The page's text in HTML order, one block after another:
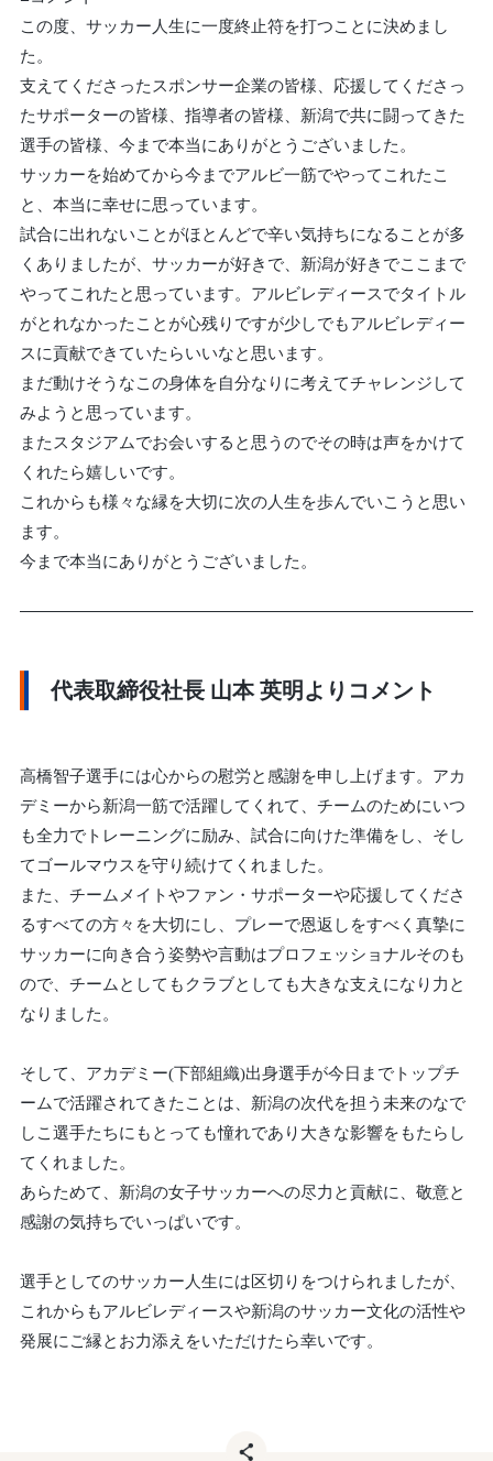
この度、サッカー人生に一度終止符を打つことに決めまし
た。
支えてくださったスポンサー企業の皆様、応援してくださっ
たサポーターの皆様、指導者の皆様、新潟で共に闘ってきた
選手の皆様、今まで本当にありがとうございました。
サッカーを始めてから今までアルビ一筋でやってこれたこ
と、本当に幸せに思っています。
試合に出れないことがほとんどで辛い気持ちになることが多
くありましたが、サッカーが好きで、新潟が好きでここまで
やってこれたと思っています。アルビレディースでタイトル
がとれなかったことが心残りですが少しでもアルビレディー
スに貢献できていたらいいなと思います。
まだ動けそうなこの身体を自分なりに考えてチャレンジして
みようと思っています。
またスタジアムでお会いすると思うのでその時は声をかけて
くれたら嬉しいです。
これからも様々な縁を大切に次の人生を歩んでいこうと思い
ます。
今まで本当にありがとうございました。
代表取締役社長 山本 英明よりコメント
高橋智子選手には心からの慰労と感謝を申し上げます。アカ
デミーから新潟一筋で活躍してくれて、チームのためにいつ
も全力でトレーニングに励み、試合に向けた準備をし、そし
てゴールマウスを守り続けてくれました。
また、チームメイトやファン・サポーターや応援してくださ
るすべての方々を大切にし、プレーで恩返しをすべく真摯に
サッカーに向き合う姿勢や言動はプロフェッショナルそのも
ので、チームとしてもクラブとしても大きな支えになり力と
なりました。
そして、アカデミー(下部組織)出身選手が今日までトップチ
ームで活躍されてきたことは、新潟の次代を担う未来のなで
しこ選手たちにもとっても憧れであり大きな影響をもたらし
てくれました。
あらためて、新潟の女子サッカーへの尽力と貢献に、敬意と
感謝の気持ちでいっぱいです。
選手としてのサッカー人生には区切りをつけられましたが、
これからもアルビレディースや新潟のサッカー文化の活性や
発展にご縁とお力添えをいただけたら幸いです。